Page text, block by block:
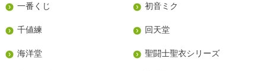
一番くじ 初音ミク
千値練 回天堂
海洋堂 聖闘士聖衣シリーズ